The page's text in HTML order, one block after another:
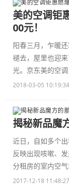
美的空调钜
00元！
阳春三月，乍暖
褪去，屋里也迎
光。京东美的空
2018-03-05 10:19:34
揭秘新品魔
近日，自如多个
反映出现咳嗽、
分租房的室内空
2017-12-18 11:48:27